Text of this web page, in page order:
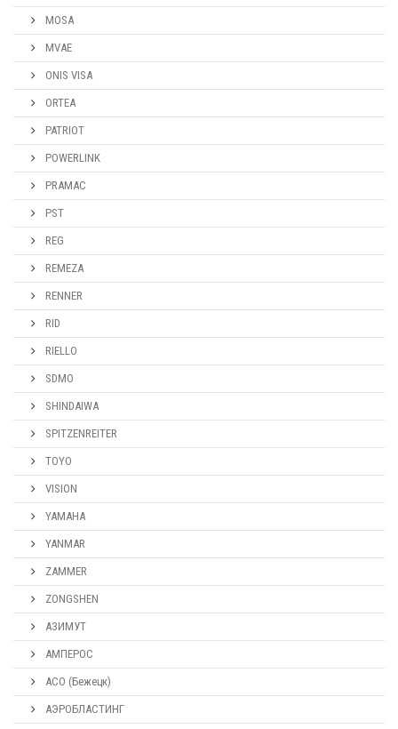
MOSA
MVAE
ONIS VISA
ORTEA
PATRIOT
POWERLINK
PRAMAC
PST
REG
REMEZA
RENNER
RID
RIELLO
SDMO
SHINDAIWA
SPITZENREITER
TOYO
VISION
YAMAHA
YANMAR
ZAMMER
ZONGSHEN
АЗИМУТ
АМПЕРОС
АСО (Бежецк)
АЭРОБЛАСТИНГ